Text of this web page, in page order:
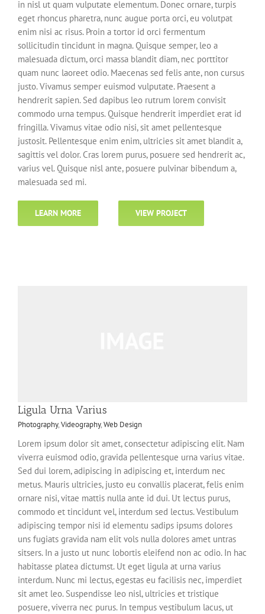
in nisl ut quam vulputate elementum. Donec ornare, turpis
eget rhoncus pharetra, nunc augue porta orci, eu volutpat
enim nisi ac risus. Proin a tortor id orci fermentum
sollicitudin tincidunt in magna. Quisque semper, leo a
malesuada dictum, orci massa blandit diam, nec porttitor
quam nunc laoreet odio. Maecenas sed felis ante, non cursus
justo. Vivamus semper euismod vulputate. Praesent a
hendrerit sapien. Sed dapibus leo rutrum lorem convisit
commodo urna tempus. Quisque hendrerit imperdiet erat id
fringilla. Vivamus vitae odio nisi, sit amet pellentesque
justosit. Pellentesque enim enim, ultricies sit amet blandit a,
sagittis vel dolor. Cras lorem purus, posuere sed hendrerit ac,
varius vel. Quisque nisl ante, posuere pulvinar bibendum a,
malesuada sed mi.
LEARN MORE VIEW PROJECT
Ligula Urna Varius
Photography,Videography,Web Design
Lorem ipsum dolor sit amet, consectetur adipiscing elit. Nam
viverra euismod odio, gravida pellentesque urna varius vitae.
Sed dui lorem, adipiscing in adipiscing et, interdum nec
metus. Mauris ultricies, justo eu convallis placerat, felis enim
ornare nisi, vitae mattis nulla ante id dui. Ut lectus purus,
commodo et tincidunt vel, interdum sed lectus. Vestibulum
adipiscing tempor nisi id elementu sadips ipsums dolores
uns fugiats gravida nam elit vols nulla dolores amet untras
sitsers. In a justo ut nunc lobortis eleifend non ac odio. In hac
habitasse platea dictumst. Ut eget ligula at urna varius
interdum. Nunc mi lectus, egestas eu facilisis nec, imperdiet
sit amet leo. Suspendisse leo nisl, ultricies et tristique
posuere, viverra nec purus. In tempus vestibulum lacus, ut